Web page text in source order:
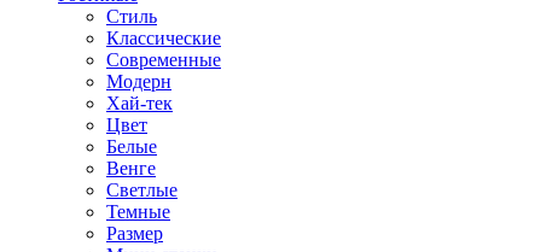
Стиль
Классические
Современные
Модерн
Хай-тек
Цвет
Белые
Венге
Светлые
Темные
Размер